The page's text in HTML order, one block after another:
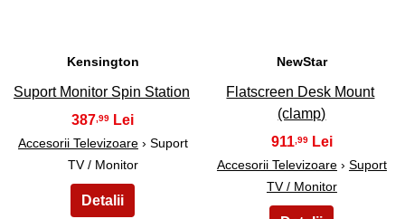
Kensington
Suport Monitor Spin Station
387 ,99
Accesorii Televizoare› Suport
TV / Monitor
NewStar
Flatscreen Desk Mount
(clamp)
911 ,99
Accesorii Televizoare› Suport
TV / Monitor